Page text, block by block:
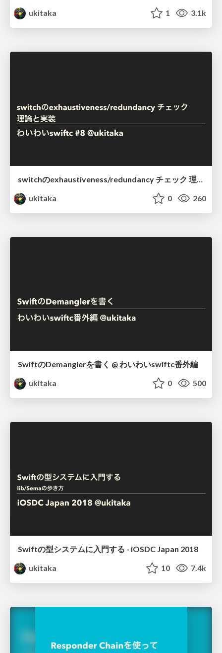
ukitaka
1 3.1k
ukitaka
0 260
SwiftのDemanglerを書く @ わいわいswiftc番外編
ukitaka
0 500
Swiftの型システムに入門する - iOSDC Japan 2018
ukitaka
10 7.4k